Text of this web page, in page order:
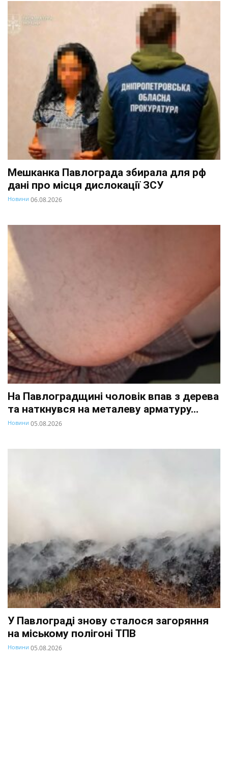
Мешканка Павлограда збирала для рф
дані про місця дислокації ЗСУ
Новини 06.08.2026
На Павлоградщині чоловік впав з дерева
та наткнувся на металеву арматуру...
Новини 05.08.2026
У Павлограді знову сталося загоряння
на міському полігоні ТПВ
Новини 05.08.2026